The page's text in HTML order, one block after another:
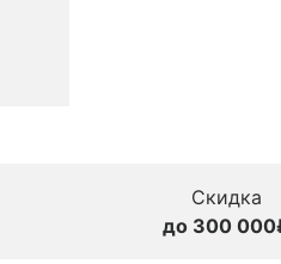
Скидка
до 300